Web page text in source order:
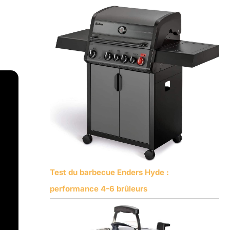
Test du barbecue Enders Hyde :
performance 4-6 brûleurs